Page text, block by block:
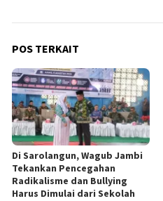
POS TERKAIT
Di Sarolangun, Wagub Jambi
Tekankan Pencegahan
Radikalisme dan Bullying
Harus Dimulai dari Sekolah